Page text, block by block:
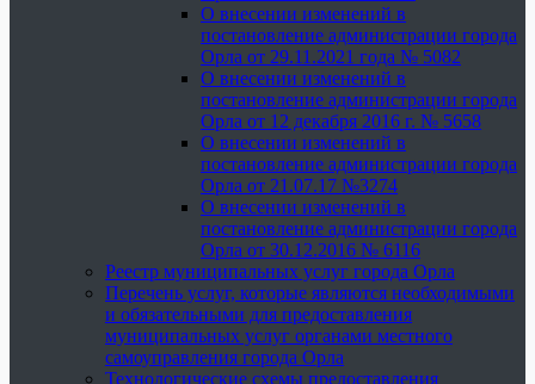
О внесении изменений в
постановление администрации города
Орла от 29.11.2021 года № 5082
О внесении изменений в
постановление администрации города
Орла от 12 декабря 2016 г. № 5658
О внесении изменений в
постановление администрации города
Орла от 21.07.17 №3274
О внесении изменений в
постановление администрации города
Орла от 30.12.2016 № 6116
Реестр муниципальных услуг города Орла
Перечень услуг, которые являются необходимыми
и обязательными для предоставления
муниципальных услуг органами местного
самоуправления города Орла
Технологические схемы предоставления